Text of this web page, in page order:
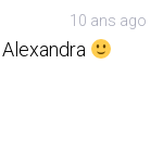
10 ans ago